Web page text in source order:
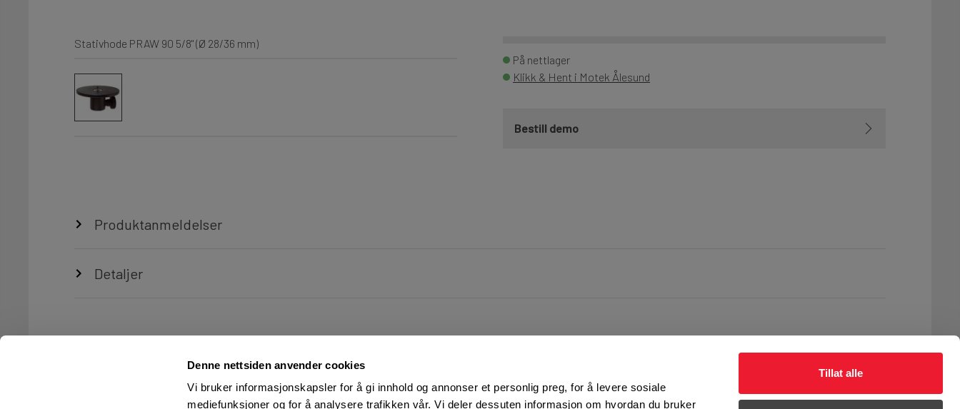
Denne nettsiden anvender cookies
Vi bruker informasjonskapsler for å gi innhold og annonser et personlig preg, for å levere sosiale
mediefunksjoner og for å analysere trafikken vår. Vi deler dessuten informasjon om hvordan du bruker
Tillat alle
Stativhode PRAW 90 5/8" (Ø 28/36 mm)
På nettlager
Klikk & Hent i Motek Ålesund
Bestill demo
Produktanmeldelser
Detaljer